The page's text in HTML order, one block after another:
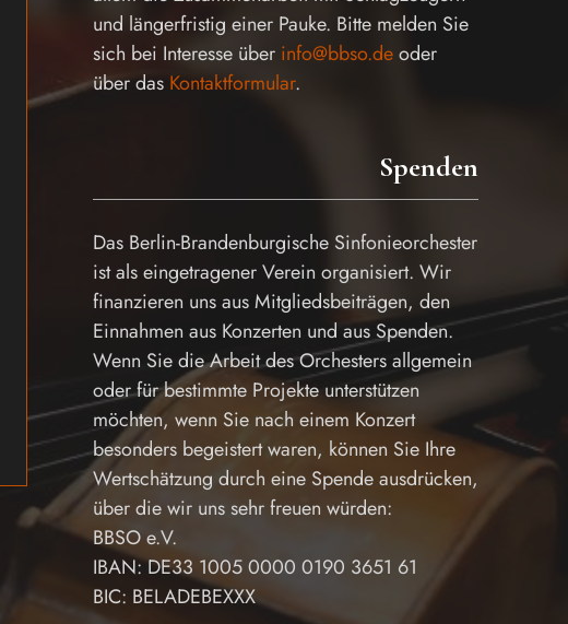
und längerfristig einer Pauke. Bitte melden Sie
sich bei Interesse über info@bbso.deoder
über das Kontaktformular.
Spenden
Das Berlin-Brandenburgische Sinfonieorchester
ist als eingetragener Verein organisiert. Wir
finanzieren uns aus Mitgliedsbeiträgen, den
Einnahmen aus Konzerten und aus Spenden.
Wenn Sie die Arbeit des Orchesters allgemein
oder für bestimmte Projekte unterstützen
möchten, wenn Sie nach einem Konzert
besonders begeistert waren, können Sie Ihre
Wertschätzung durch eine Spende ausdrücken,
über die wir uns sehr freuen würden:
BBSO e.V.
IBAN: DE33 1005 0000 0190 3651 61
BIC: BELADEBEXXX